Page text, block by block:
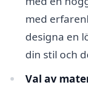
med
designa en
din stil och
Val av